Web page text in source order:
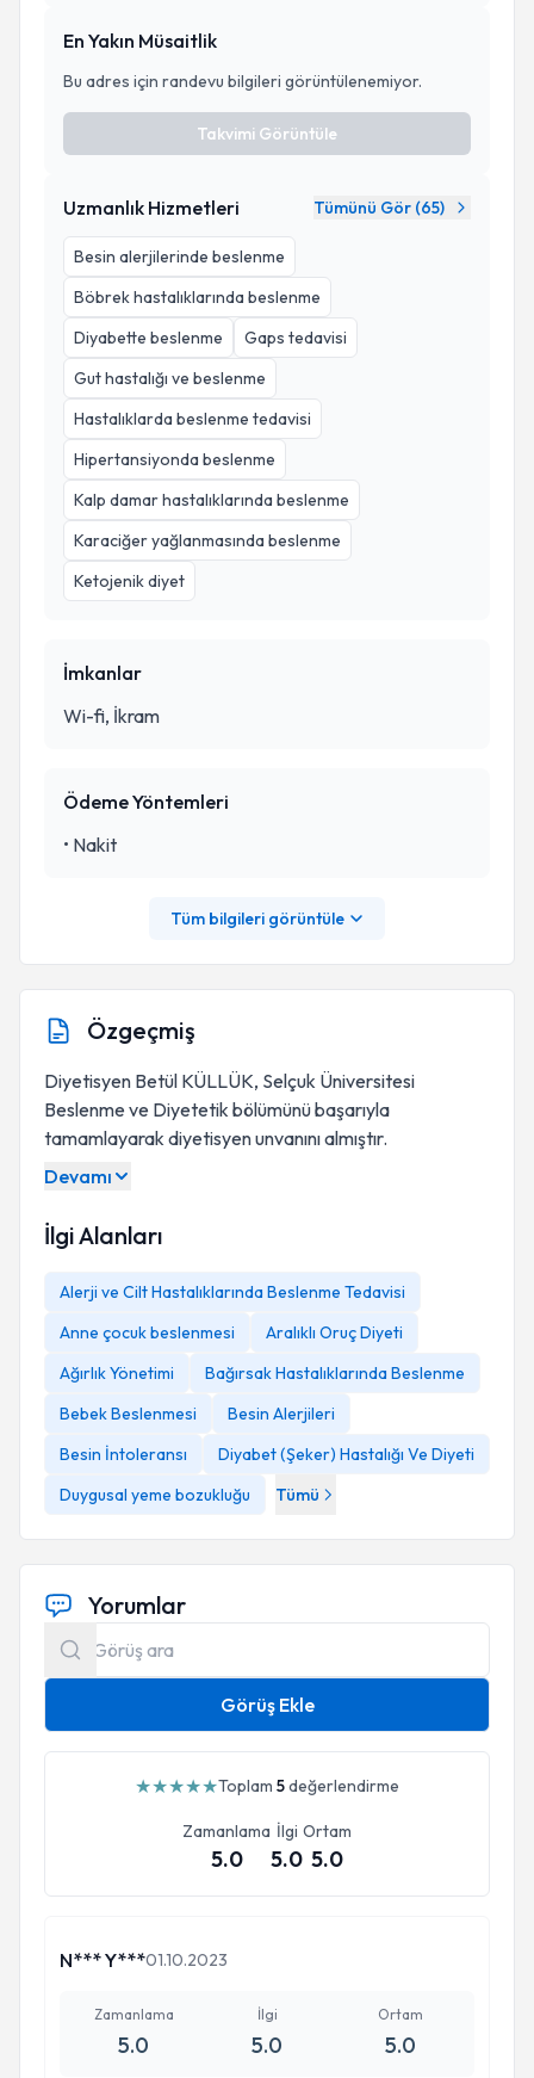
En Yakın Müsaitlik
Bu adres için randevu bilgileri görüntülenemiyor.
Takvimi Görüntüle
Uzmanlık Hizmetleri Tümünü Gör (65)
Besin alerjilerinde beslenme
Böbrek hastalıklarında beslenme
Diyabette beslenme
Gaps tedavisi
Gut hastalığı ve beslenme
Hastalıklarda beslenme tedavisi
Hipertansiyonda beslenme
Kalp damar hastalıklarında beslenme
Karaciğer yağlanmasında beslenme
Ketojenik diyet
İmkanlar
Wi-fi, İkram
Ödeme Yöntemleri
• Nakit
Tüm bilgileri görüntüle
Özgeçmiş
Diyetisyen Betül KÜLLÜK, Selçuk Üniversitesi
Beslenme ve Diyetetik bölümünü başarıyla
tamamlayarak diyetisyen unvanını almıştır.
Devamı
İlgi Alanları
Alerji ve Cilt Hastalıklarında Beslenme Tedavisi
Anne çocuk beslenmesi
Aralıklı Oruç Diyeti
Ağırlık Yönetimi
Bağırsak Hastalıklarında Beslenme
Bebek Beslenmesi
Besin Alerjileri
Besin İntoleransı
Diyabet (Şeker) Hastalığı Ve Diyeti
Duygusal yeme bozukluğu
Tümü
Yorumlar
Görüş Ekle
★★★★★Toplam 5değerlendirme
Zamanlama
5.0
İlgi
5.0
Ortam
5.0
N*** Y***01.10.2023
Zamanlama
5.0
İlgi
5.0
Ortam
5.0